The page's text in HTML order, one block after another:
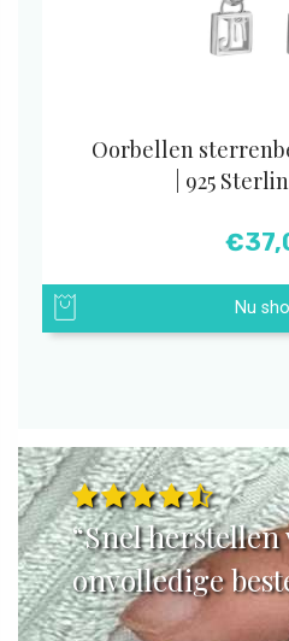
Oorbellen
| 925
€
Nu
“Snel herstellen
onvolledige